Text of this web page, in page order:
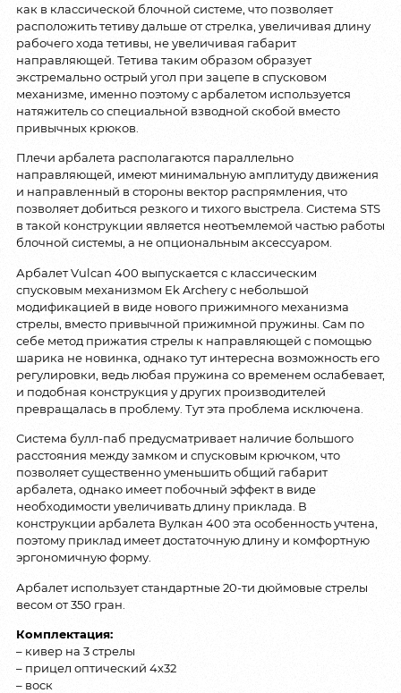
как в классической блочной системе, что позволяет
расположить тетиву дальше от стрелка, увеличивая длину
рабочего хода тетивы, не увеличивая габарит
направляющей. Тетива таким образом образует
экстремально острый угол при зацепе в спусковом
механизме, именно поэтому с арбалетом используется
натяжитель со специальной взводной скобой вместо
привычных крюков.
Плечи арбалета располагаются параллельно
направляющей, имеют минимальную амплитуду движения
и направленный в стороны вектор распрямления, что
позволяет добиться резкого и тихого выстрела. Система STS
в такой конструкции является неотъемлемой частью работы
блочной системы, а не опциональным аксессуаром.
Арбалет Vulcan 400 выпускается с классическим
спусковым механизмом Ek Archery с небольшой
модификацией в виде нового прижимного механизма
стрелы, вместо привычной прижимной пружины. Сам по
себе метод прижатия стрелы к направляющей с помощью
шарика не новинка, однако тут интересна возможность его
регулировки, ведь любая пружина со временем ослабевает,
и подобная конструкция у других производителей
превращалась в проблему. Тут эта проблема исключена.
Система булл-паб предусматривает наличие большого
расстояния между замком и спусковым крючком, что
позволяет существенно уменьшить общий габарит
арбалета, однако имеет побочный эффект в виде
необходимости увеличивать длину приклада. В
конструкции арбалета Вулкан 400 эта особенность учтена,
поэтому приклад имеет достаточную длину и комфортную
эргономичную форму.
Арбалет использует стандартные 20-ти дюймовые стрелы
весом от 350 гран.
Комплектация:
– кивер на 3 стрелы
– прицел оптический 4х32
– воск